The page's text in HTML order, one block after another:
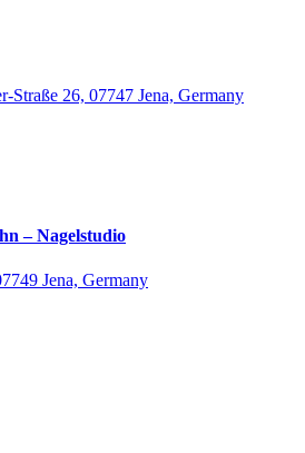
Straße 26, 07747 Jena, Germany
– Nagelstudio
Jena, Germany